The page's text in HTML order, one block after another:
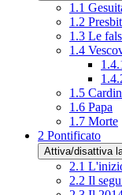
1.1
1.2
1.3 Le
1.4
1.5
1.6 Papa
1.7 Morte
2 Pontificato
Attiva/disattiva
2.1
2.2 Il